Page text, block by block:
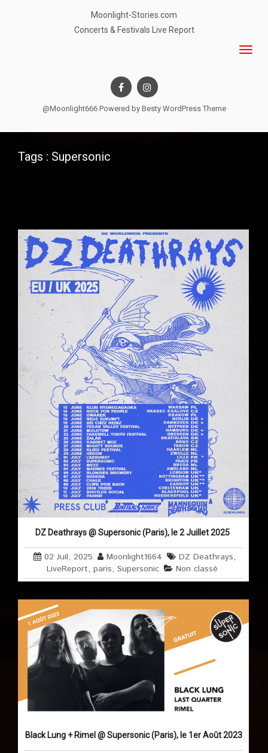
Moonlight-Stories.com
Concerts & Festivals Live Report
@Moonlight666 Powered by Besty WordPress Theme
Tags : Supersonic
DZ Deathrays @ Supersonic (Paris), le 2 Juillet 2025
02 Juil, 2025 Moonlight1664 DZ Deathrays,
LiveReport,paris,Supersonic Non classé
Black Lung + Rimel @ Supersonic (Paris), le 1er Août 2023